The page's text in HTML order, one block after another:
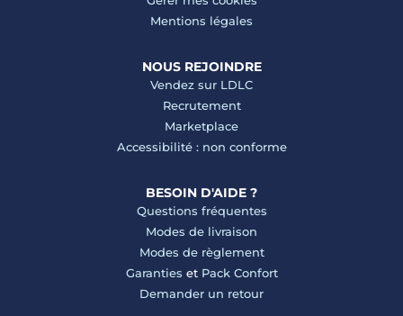
Mentions légales
NOUS REJOINDRE
Vendez sur LDLC
Recrutement
Marketplace
Accessibilité : non conforme
BESOIN D'AIDE ?
Questions fréquentes
Modes de livraison
Modes de règlement
Garanties et Pack Confort
Demander un retour